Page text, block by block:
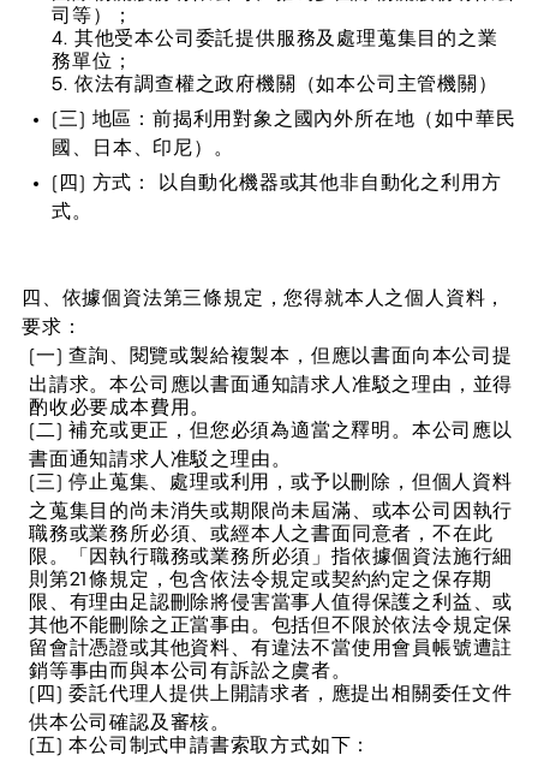
司等）；
4. 其他受本公司委託提供服務及處理蒐集目的之業
務單位；
5. 依法有調查權之政府機關（如本公司主管機關）
(三) 地區：前揭利用對象之國內外所在地（如中華民
國、日本、印尼）。
(四) 方式： 以自動化機器或其他非自動化之利用方
式。
四、依據個資法第三條規定，您得就本人之個人資料，
要求：
(一) 查詢、閱覽或製給複製本，但應以書面向本公司提
出請求。本公司應以書面通知請求人准駁之理由，並得
酌收必要成本費用。
(二) 補充或更正，但您必須為適當之釋明。本公司應以
書面通知請求人准駁之理由。
(三) 停止蒐集、處理或利用，或予以刪除，但個人資料
之蒐集目的尚未消失或期限尚未屆滿、或本公司因執行
職務或業務所必須、或經本人之書面同意者，不在此
限。「因執行職務或業務所必須」指依據個資法施行細
則第21條規定，包含依法令規定或契約約定之保存期
限、有理由足認刪除將侵害當事人值得保護之利益、或
其他不能刪除之正當事由。包括但不限於依法令規定保
留會計憑證或其他資料、有違法不當使用會員帳號遭註
銷等事由而與本公司有訴訟之虞者。
(四) 委託代理人提供上開請求者，應提出相關委任文件
供本公司確認及審核。
(五) 本公司制式申請書索取方式如下：